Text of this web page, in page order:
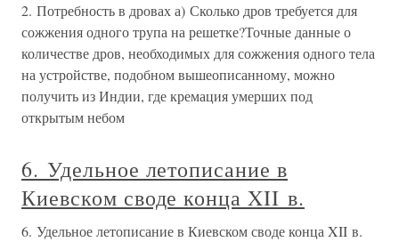
2. Потребность в дровах а) Сколько дров требуется для
сожжения одного трупа на решетке?Точные данные о
количестве дров, необходимых для сожжения одного тела
на устройстве, подобном вышеописанному, можно
получить из Индии, где кремация умерших под
открытым небом
6. Удельное летописание в
Киевском своде конца XII в.
6. Удельное летописание в Киевском своде конца XII в.